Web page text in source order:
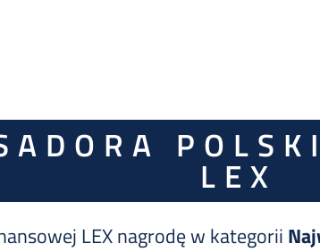
LEX
LEX nagrodę w kategorii